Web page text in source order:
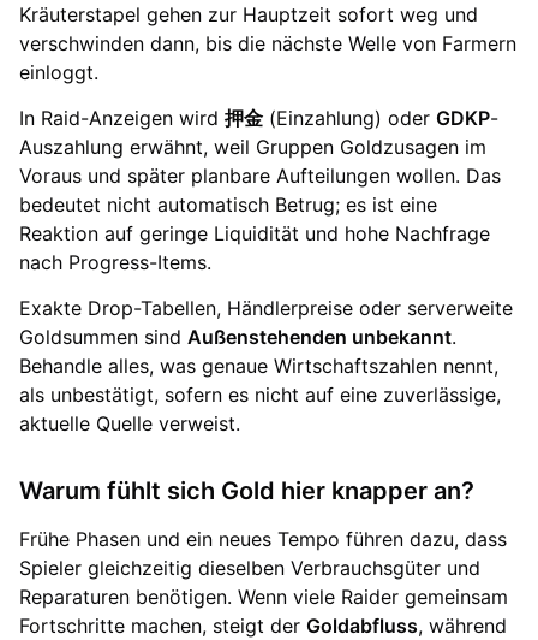
Kräuterstapel gehen zur Hauptzeit sofort weg und
verschwinden dann, bis die nächste Welle von Farmern
einloggt.
In Raid-Anzeigen wird 押金 (Einzahlung) oder GDKP-
Auszahlung erwähnt, weil Gruppen Goldzusagen im
Voraus und später planbare Aufteilungen wollen. Das
bedeutet nicht automatisch Betrug; es ist eine
Reaktion auf geringe Liquidität und hohe Nachfrage
nach Progress-Items.
Exakte Drop-Tabellen, Händlerpreise oder serverweite
Goldsummen sind Außenstehenden unbekannt.
Behandle alles, was genaue Wirtschaftszahlen nennt,
als unbestätigt, sofern es nicht auf eine zuverlässige,
aktuelle Quelle verweist.
Warum fühlt sich Gold hier knapper an?
Frühe Phasen und ein neues Tempo führen dazu, dass
Spieler gleichzeitig dieselben Verbrauchsgüter und
Reparaturen benötigen. Wenn viele Raider gemeinsam
Fortschritte machen, steigt der Goldabfluss, während